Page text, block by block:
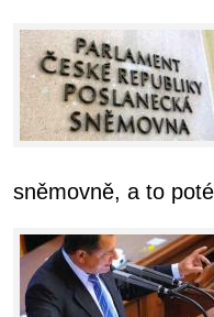
sněmovně, a to